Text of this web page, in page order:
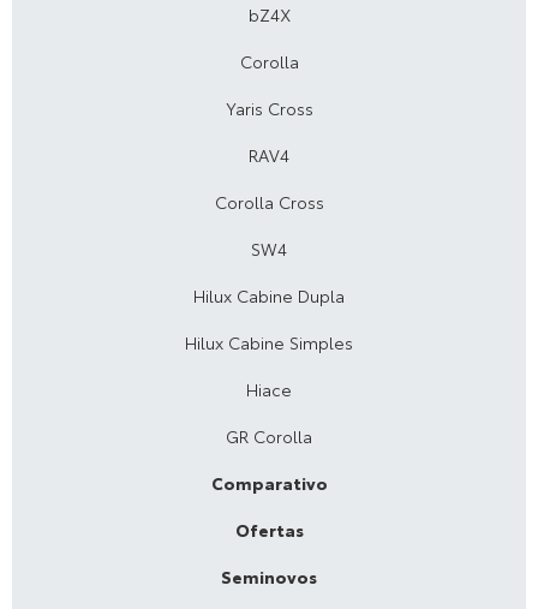
bZ4X
Corolla
Yaris Cross
RAV4
Corolla Cross
SW4
Hilux Cabine Dupla
Hilux Cabine Simples
Hiace
GR Corolla
Comparativo
Ofertas
Seminovos